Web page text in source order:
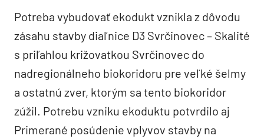
Potreba vybudovať ekodukt vznikla z dôvodu
zásahu stavby diaľnice D3 Svrčinovec – Skalité
s priľahlou križovatkou Svrčinovec do
nadregionálneho biokoridoru pre veľké šelmy
a ostatnú zver, ktorým sa tento biokoridor
zúžil. Potrebu vzniku ekoduktu potvrdilo aj
Primerané posúdenie vplyvov stavby na